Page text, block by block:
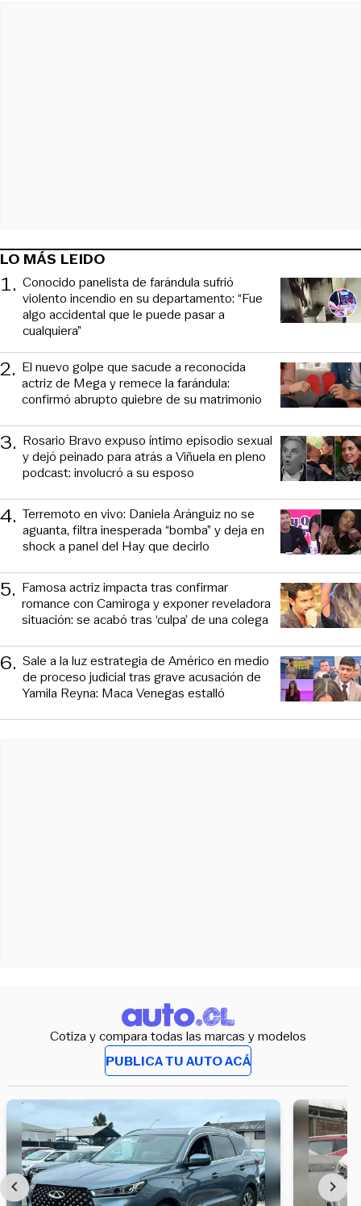
LO MÁS LEIDO
1. Conocido panelista de farándula sufrió
violento incendio en su departamento: “Fue
algo accidental que le puede pasar a
cualquiera”
2. El nuevo golpe que sacude a reconocida
actriz de Mega y remece la farándula:
confirmó abrupto quiebre de su matrimonio
3. Rosario Bravo expuso íntimo episodio sexual
y dejó peinado para atrás a Viñuela en pleno
podcast: involucró a su esposo
4. Terremoto en vivo: Daniela Aránguiz no se
aguanta, filtra inesperada “bomba” y deja en
shock a panel del Hay que decirlo
5. Famosa actriz impacta tras confirmar
romance con Camiroga y exponer reveladora
situación: se acabó tras ‘culpa’ de una colega
6. Sale a la luz estrategia de Américo en medio
de proceso judicial tras grave acusación de
Yamila Reyna: Maca Venegas estalló
Cotiza y compara todas las marcas y modelos
PUBLICA TU AUTO ACÁ